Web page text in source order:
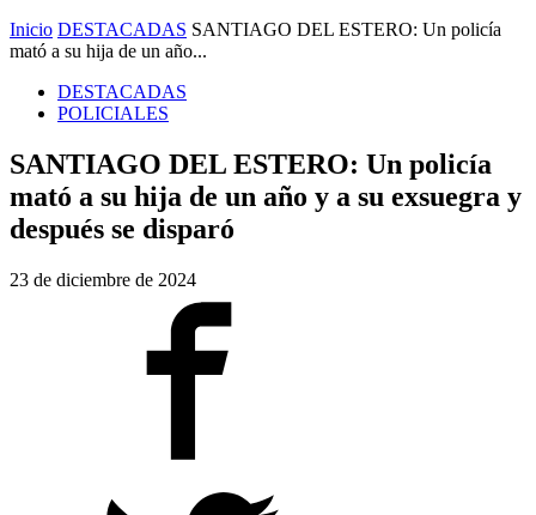
Inicio DESTACADAS SANTIAGO DEL ESTERO: Un policía
mató a su hija de un año...
DESTACADAS
POLICIALES
SANTIAGO DEL ESTERO: Un policía
mató a su hija de un año y a su exsuegra y
después se disparó
23 de diciembre de 2024